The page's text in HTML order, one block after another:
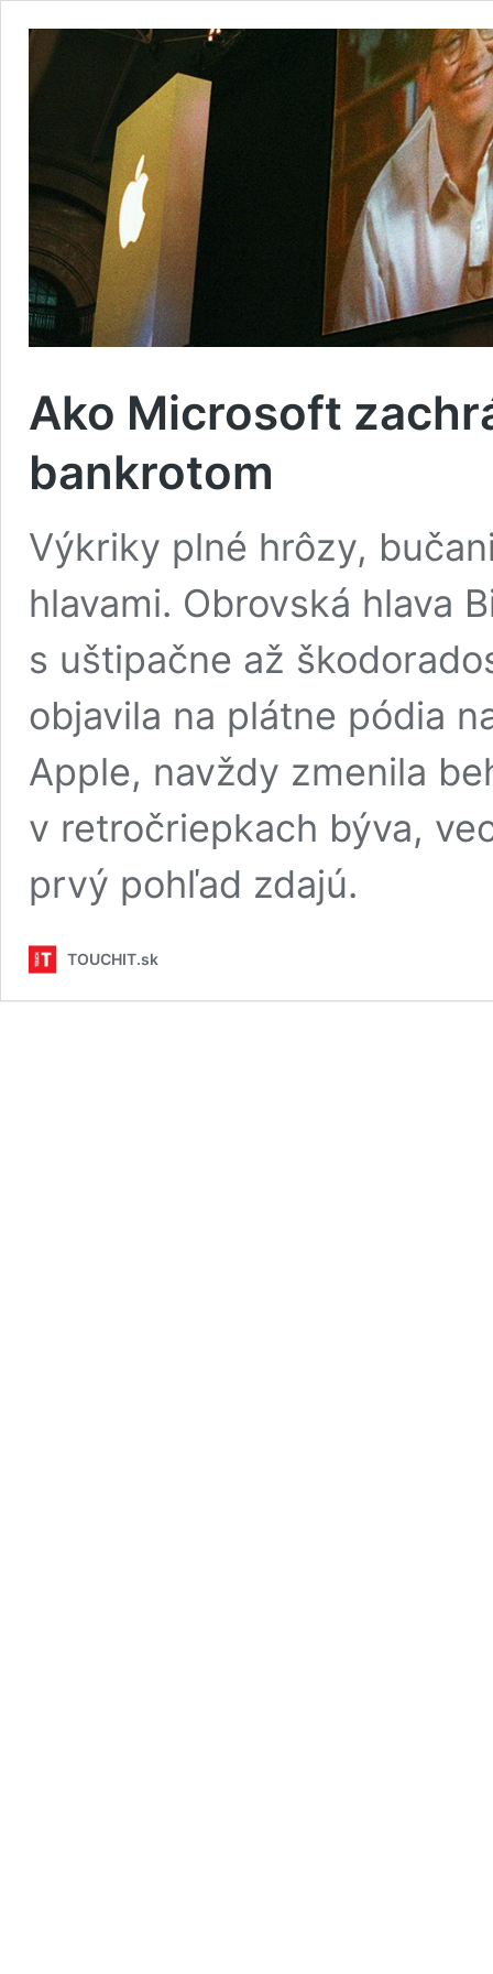
Ako Microsoft
bankrotom
Výkriky plné hrôzy,
hlavami. Obrovská hlava
s uštipačne až
objavila na plátne pódia
Apple, navždy zmenila
v retročriepkach býva,
prvý pohľad zdajú.
TOUCHIT.sk